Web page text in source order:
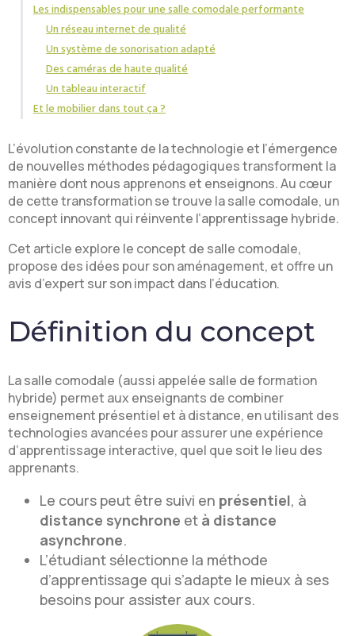
Les indispensables pour une salle comodale performante
Un réseau internet de qualité
Un système de sonorisation adapté
Des caméras de haute qualité
Un tableau interactif
Et le mobilier dans tout ça ?
L’évolution constante de la technologie et l’émergence
de nouvelles méthodes pédagogiques transforment la
manière dont nous apprenons et enseignons. Au cœur
de cette transformation se trouve la salle comodale, un
concept innovant qui réinvente l’apprentissage hybride.
Cet article explore le concept de salle comodale,
propose des idées pour son aménagement, et offre un
avis d’expert sur son impact dans l’éducation.
Définition du concept
La salle comodale (aussi appelée salle de formation
hybride) permet aux enseignants de combiner
enseignement présentiel et à distance, en utilisant des
technologies avancées pour assurer une expérience
d’apprentissage interactive, quel que soit le lieu des
apprenants.
Le cours peut être suivi en présentiel, à
distance synchrone et à distance
asynchrone.
L’étudiant sélectionne la méthode
d’apprentissage qui s’adapte le mieux à ses
besoins pour assister aux cours.